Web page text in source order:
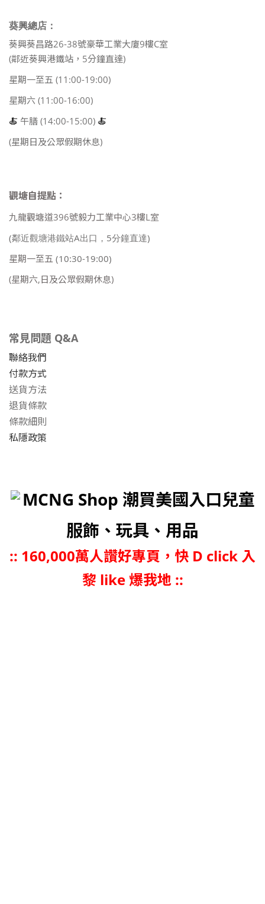
葵興總店：
葵興葵昌路26-38號豪華工業大廈9樓C室
(鄰近葵興港鐵站，5分鐘直達)
星期一至五 (11:00-19:00)
星期六 (11:00-16:00)
🍝 午膳 (14:00-15:00) 🍝
(星期日及公眾假期休息)
觀塘自提點：
九龍觀塘道396號毅力工業中心3樓L室
(鄰近觀塘港鐵站A出口，5分鐘直達)
星期一至五 (10:30-19:00)
(星期六,日及公眾假期休息)
常見問題 Q&A
聯絡我們
付款方式
送貨方法
退貨條款
條款細則
私隱政策
MCNG Shop 潮買美國入口兒童
服飾、玩具、用品
:: 160,000萬人讚好專頁，快 D click 入
黎 like 爆我地 ::